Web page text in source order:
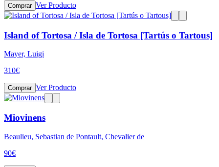
Comprar Ver Producto
Island of Tortosa / Isla de Tortosa [Tartús o Tartous]
Mayer, Luigi
310€
Comprar Ver Producto
Miovinens
Beaulieu, Sebastian de Pontault, Chevalier de
90€